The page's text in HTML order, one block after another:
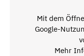
Mit dem
Google-
Mehr